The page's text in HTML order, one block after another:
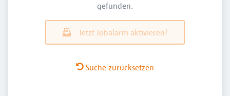
gefunden.
Jetzt Jobalarm aktivieren!
Suche zurücksetzen